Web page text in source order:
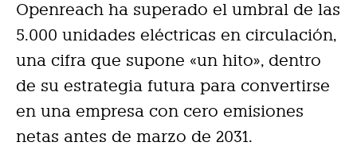
Openreach ha superado el umbral de las
5.000 unidades eléctricas en circulación,
una cifra que supone «un hito», dentro
de su estrategia futura para convertirse
en una empresa con cero emisiones
netas antes de marzo de 2031.